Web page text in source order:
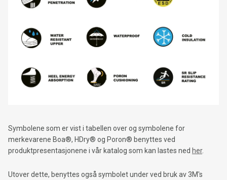
Symbolene som er vist i tabellen over og symbolene for
merkevarene Boa®, HDry® og Poron® benyttes ved
produktpresentasjonene i vår katalog som kan lastes ned her.
Utover dette, benyttes også symbolet under ved bruk av 3M's